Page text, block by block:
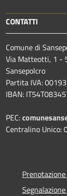
CONTATTI
Comune di
Via Matteotti, 1 -
Sansepolcro
Partita IVA:
IBAN:
PEC:
Centralino Unico: